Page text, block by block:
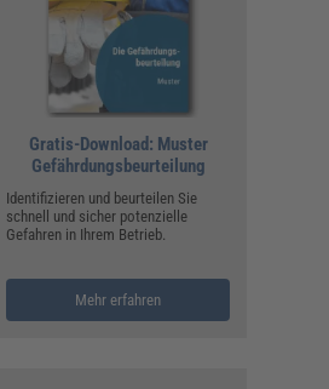
Gratis-Download: Muster
Gefährdungsbeurteilung
Identifizieren und beurteilen Sie
schnell und sicher potenzielle
Gefahren in Ihrem Betrieb.
Mehr erfahren